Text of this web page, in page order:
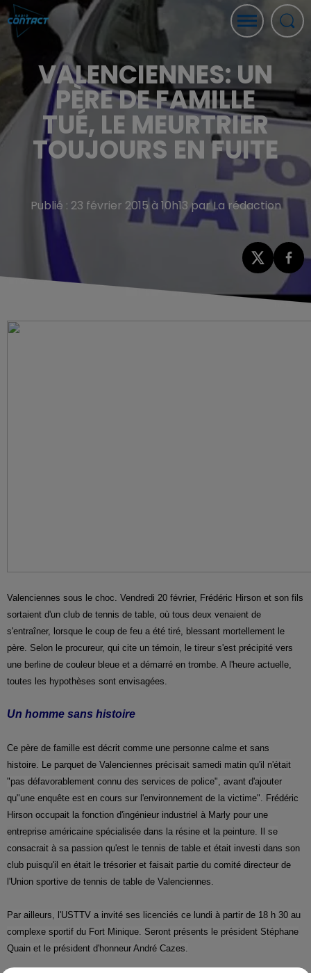
VALENCIENNES: UN
PÈRE DE FAMILLE
TUÉ, LE MEURTRIER
TOUJOURS EN FUITE
Publié : 23 février 2015 à 10h13 par La rédaction
Valenciennes sous le choc. Vendredi 20 février, Frédéric Hirson et son fils
sortaient d'un club de tennis de table, où tous deux venaient de
s'entraîner, lorsque le coup de feu a été tiré, blessant mortellement le
père. Selon le procureur, qui cite un témoin, le tireur s'est précipité vers
une berline de couleur bleue et a démarré en trombe. A l'heure actuelle,
toutes les hypothèses sont envisagées.
Un homme sans histoire
Ce père de famille est décrit comme une personne calme et sans
histoire. Le parquet de Valenciennes précisait samedi matin qu'il n'était
"pas défavorablement connu des services de police", avant d'ajouter
qu"une enquête est en cours sur l'environnement de la victime".
Frédéric
Hirson occupait la fonction d'ingénieur industriel à Marly pour une
entreprise américaine spécialisée dans la résine et la peinture . Il se
consacrait à sa passion qu'est le tennis de table et était investi dans son
club puisqu'il en était le trésorier et faisait partie du comité directeur de
l'Union sportive de tennis de table de Valenciennes.
Par ailleurs, l'USTTV a invité ses licenciés ce lundi à partir de 18 h 30 au
complexe sportif du Fort Minique. Seront présents le président Stéphane
Quain et le président d'honneur André Cazes.